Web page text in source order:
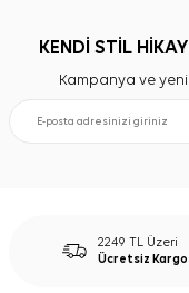
KENDİ STİL
Kampanya ve
2249 TL Üzeri
Ücretsiz Kargo